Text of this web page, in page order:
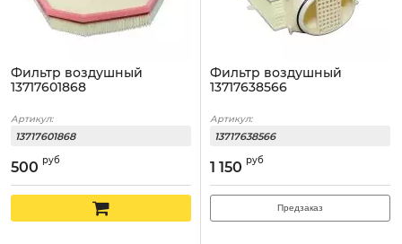
Фильтр воздушный
13717601868
Артикул:
13717601868
500 руб
Фильтр воздушный
13717638566
Артикул:
13717638566
1 150 руб
Предзаказ